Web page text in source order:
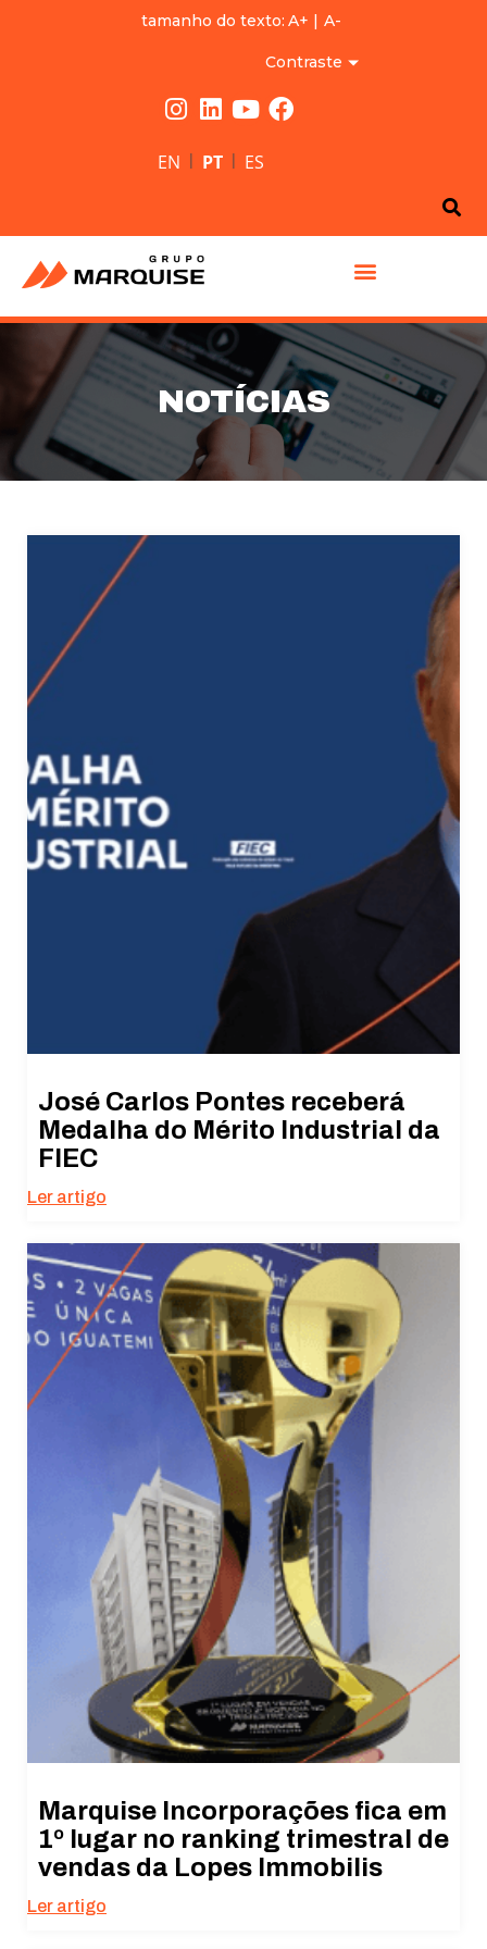
tamanho do texto: A+ | A-
Contraste
EN | PT | ES
NOTÍCIAS
José Carlos Pontes receberá
Medalha do Mérito Industrial da
FIEC
Ler artigo
Marquise Incorporações fica em
1º lugar no ranking trimestral de
vendas da Lopes Immobilis
Ler artigo